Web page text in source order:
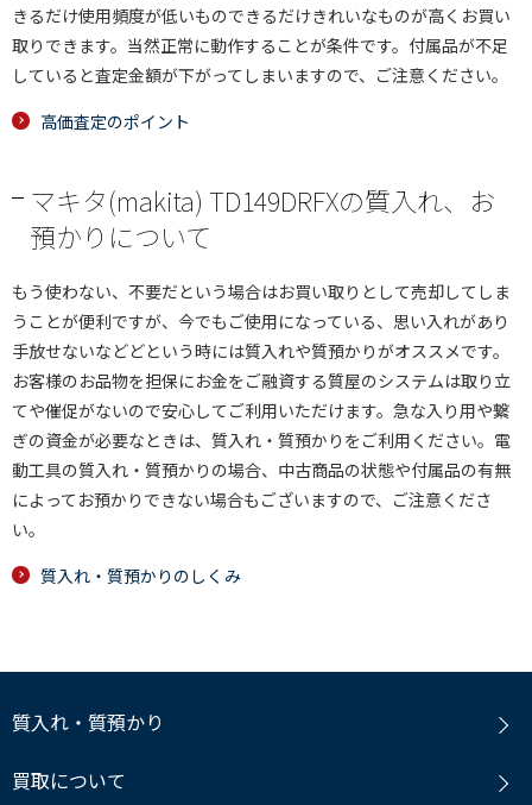
きるだけ使用頻度が低いものできるだけきれいなものが高くお買い
取りできます。当然正常に動作することが条件です。付属品が不足
していると査定金額が下がってしまいますので、ご注意ください。
高価査定のポイント
マキタ(makita) TD149DRFXの質入れ、お
預かりについて
もう使わない、不要だという場合はお買い取りとして売却してしま
うことが便利ですが、今でもご使用になっている、思い入れがあり
手放せないなどどという時には質入れや質預かりがオススメです。
お客様のお品物を担保にお金をご融資する質屋のシステムは取り立
てや催促がないので安心してご利用いただけます。急な入り用や繋
ぎの資金が必要なときは、質入れ・質預かりをご利用ください。電
動工具の質入れ・質預かりの場合、中古商品の状態や付属品の有無
によってお預かりできない場合もございますので、ご注意くださ
い。
質入れ・質預かりのしくみ
質入れ・質預かり
買取について